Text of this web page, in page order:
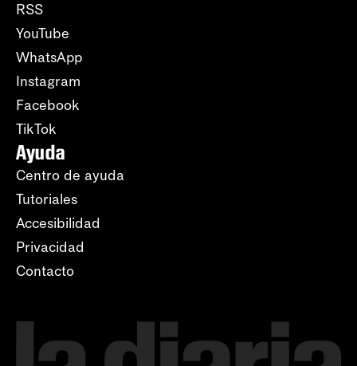
RSS
YouTube
WhatsApp
Instagram
Facebook
TikTok
Ayuda
Centro de ayuda
Tutoriales
Accesibilidad
Privacidad
Contacto